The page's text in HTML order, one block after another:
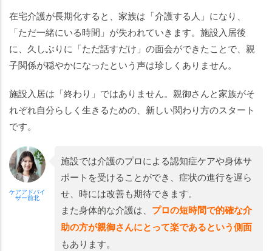
在宅介護が長期化すると、家族は「介護する人」になり、
「ただ一緒にいる時間」が失われていきます。施設入居後
に、久しぶりに「ただ話すだけ」の面会ができたことで、親
子関係が穏やかになったという声は珍しくありません。
施設入居は「終わり」ではありません。親御さんと家族がそ
れぞれ自分らしく生きるための、新しい関わり方のスタート
です。
ケアアドバイ
ザー前北
施設では介護のプロによる認知症ケアや身体サ
ポートを受けることができ、症状の進行を遅ら
せ、時には改善も期待できます。
また身体的な介護は、 プロの短時間で的確な介
助の方が親御さんにとって楽であるという側面
もあります。